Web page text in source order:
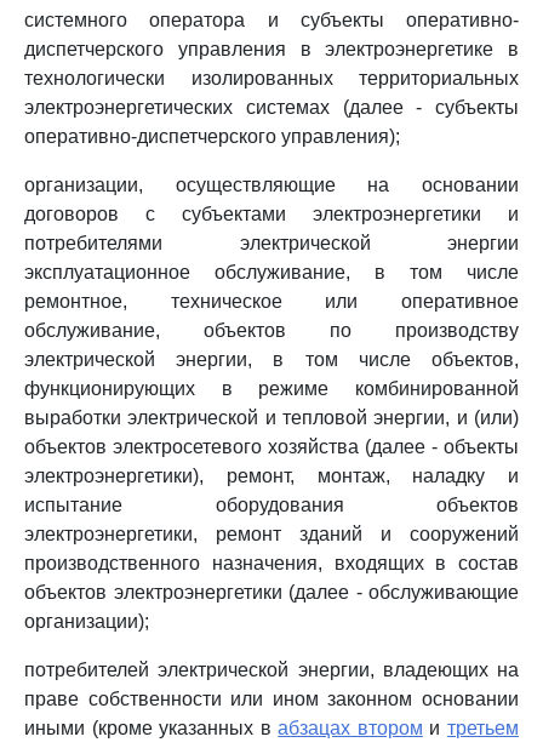
системного оператора и субъекты оперативно-
диспетчерского управления в электроэнергетике в
технологически изолированных территориальных
электроэнергетических системах (далее - субъекты
оперативно-диспетчерского управления);
организации, осуществляющие на основании
договоров с субъектами электроэнергетики и
потребителями электрической энергии
эксплуатационное обслуживание, в том числе
ремонтное, техническое или оперативное
обслуживание, объектов по производству
электрической энергии, в том числе объектов,
функционирующих в режиме комбинированной
выработки электрической и тепловой энергии, и (или)
объектов электросетевого хозяйства (далее - объекты
электроэнергетики), ремонт, монтаж, наладку и
испытание оборудования объектов
электроэнергетики, ремонт зданий и сооружений
производственного назначения, входящих в состав
объектов электроэнергетики (далее - обслуживающие
организации);
потребителей электрической энергии, владеющих на
праве собственности или ином законном основании
иными (кроме указанных вабзацах втором итретьем